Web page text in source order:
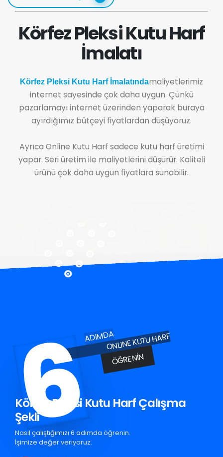
Körfez Pleksi Kutu Harf
İmalatı
Körfez Pleksi Kutu Harf İmalatındamaliyetlerimiz
internet sayesinde çok daha uygun. Çünkü
pazarlamayı internet üzerinden yaparak buraya
ayırdığımız bütçeyi fiyatlardan düşüyoruz.
Ayrıca Online Kutu Harf sadece kutu harf üretimi
yapar. Seri üretim ile maliyetlerini düşürür. Kaliteli
ürünü çok daha uygun fiyatlara sunabilir.
6ADIMDAONLINE KUTU HARF
ÖĞRENIN
Körfez Pleksi Kutu Harf Çalışma
Şekli
Nasıl çalıştığımızı 6 adımda öğrenin.
İşimize değer veriyoruz.